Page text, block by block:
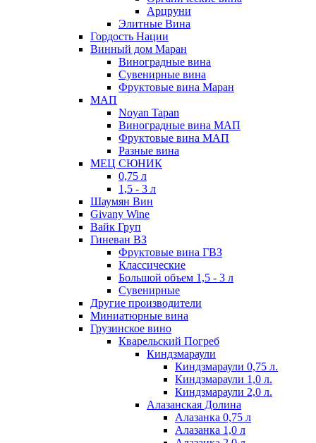
Арцруни
Элитные Вина
Гордость Нации
Винный дом Маран
Виноградные вина
Сувенирные вина
Фруктовые вина Маран
МАП
Noyan Tapan
Виноградные вина МАП
Фруктовые вина МАП
Разные вина
МЕЦ СЮНИК
0,75 л
1,5 - 3 л
Шаумян Вин
Givany Wine
Вайк Груп
Гиневан ВЗ
Фруктовые вина ГВЗ
Классические
Большой объем 1,5 - 3 л
Сувенирные
Другие производители
Миниатюрные вина
Грузинское вино
Кварельский Погреб
Киндзмараули
Киндзмараули 0,75 л.
Киндзмараули 1,0 л.
Киндзмараули 2,0 л.
Алазанская Долина
Алазанка 0,75 л
Алазанка 1,0 л